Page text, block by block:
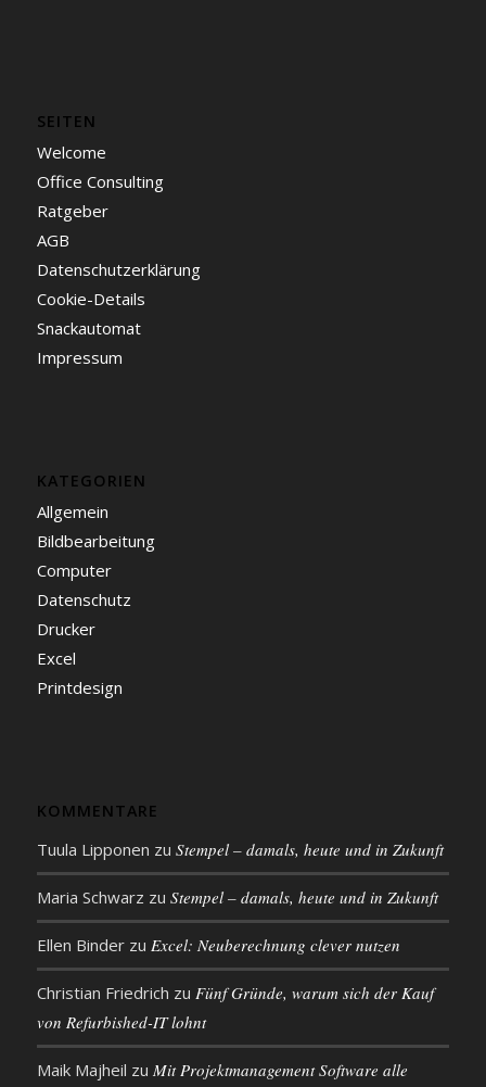
SEITEN
Welcome
Office Consulting
Ratgeber
AGB
Datenschutzerklärung
Cookie-Details
Snackautomat
Impressum
KATEGORIEN
Allgemein
Bildbearbeitung
Computer
Datenschutz
Drucker
Excel
Printdesign
KOMMENTARE
Tuula Lipponen zu Stempel – damals, heute und in Zukunft
Maria Schwarz zu Stempel – damals, heute und in Zukunft
Ellen Binderzu Excel: Neu­be­rech­nung clever nutzen
Christian Friedrich zu Fünf Gründe, warum sich der Kauf
von Refurbished-IT lohnt
Maik Majheil zu Mit Projekt­management Soft­ware alle